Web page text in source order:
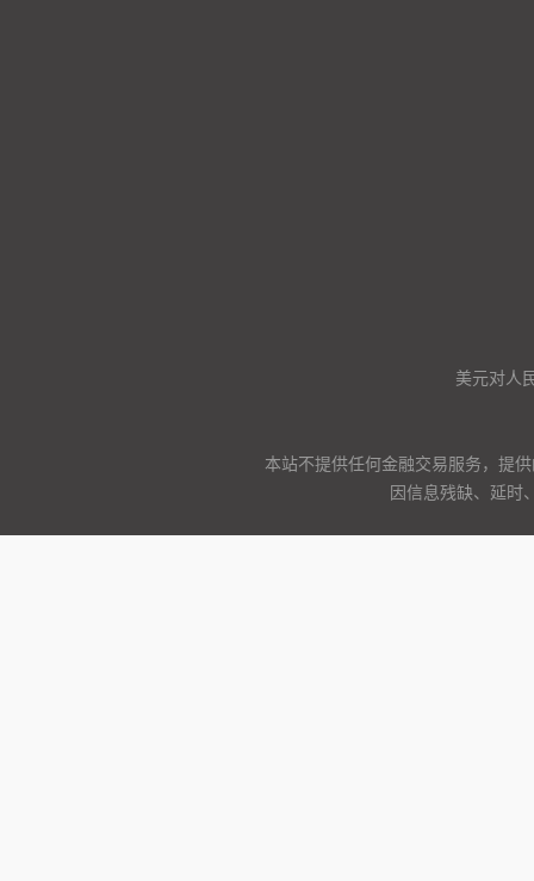
美元对人
本站不提供任何金融交易服务，提
因信息残缺、延时